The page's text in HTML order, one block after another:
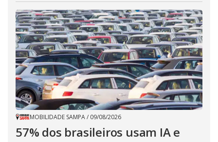
MOBILIDADE SAMPA/ 09/08/2026
57% dos brasileiros usam IA e